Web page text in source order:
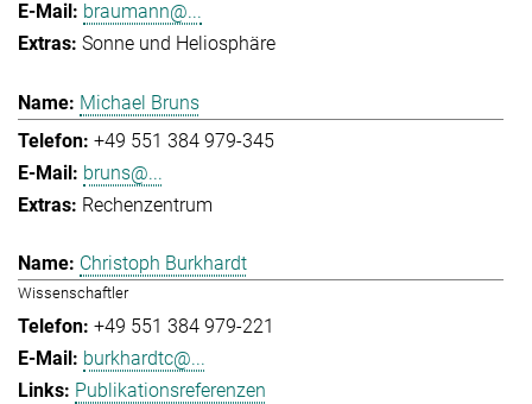
braumann@...
Sonne und Heliosphäre
Michael Bruns
+49 551 384 979-345
bruns@...
Rechenzentrum
Christoph Burkhardt
Wissenschaftler
+49 551 384 979-221
burkhardtc@...
Publikationsreferenzen